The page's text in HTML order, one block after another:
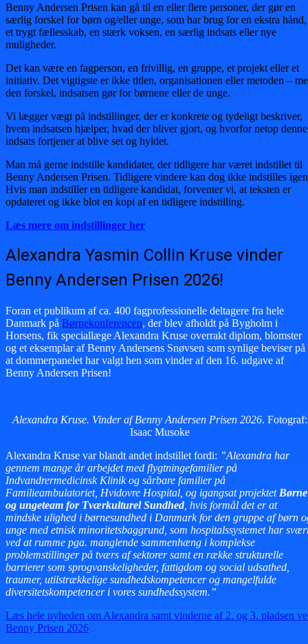
Benny Andersen Prisen kan gå til en eller flere personer, der gør en
særlig forskel for børn og/eller unge, som har brug for en ekstra hånd,
et trygt fællesskab, en stærk voksen, en særlig indsats eller nye
muligheder.
Det kan være en fagperson, en frivillig, en gruppe, et projekt eller et
initiativ. Det vigtigste er ikke titlen, organisationen eller metoden –
den forskel, indsatsen gør for børnene eller de unge.
Vi lægger vægt på indstillinger, der er konkrete og tydeligt beskriver,
hvem indsatsen hjælper, hvad der bliver gjort, og hvorfor netop denne
indsats fortjener at blive set og hyldet.
Man må gerne indstille kandidater, der tidligere har været indstillet til
Benny Andersen Prisen. Tidligere vindere kan dog ikke indstilles
Hvis man indstiller en tidligere kandidat, forventer vi, at teksten er
opdateret og ikke blot en kopi af en tidligere indstilling.
Læs mere om indstillinger her
Alexandra Yasmin Collin Kruse vinder
Benny Andersen Prisen 2026!
Foran et publikum af ca. 400 fagprofessionelle deltagere fra hele
Danmark på Børnekonferencen, der blev afholdt på Bygholm i
Horsens, fik speciallæge Alexandra Kruse overrakt diplom, blomster
og et eksemplar af Benny Andersens Snøvsen som synlige beviser på
at dommerpanelet har valgt hen som vinder af den 16. udgave af
Benny Andersen Prisen!
Alexandra Kruse. Vinder af Benny Andersen Prisen 2026. Fotograf:
Isaac Musoke
Alexandra Kruse var blandt andet indstillet fordi: ”Alexandra har
gennem mange år arbejdet med flygtningefamilier på
Indvandrermedicinsk Klinik og sårbare familier på
Familieambulatoriet, Hvidovre Hospital, og igangsat projektet
og ungeteam for Tværkulturel Sundhed, hvis formål det er at
mindske ulighed i børnesundhed i Danmark for den gruppe af børn
unge med etnisk minoritetsbaggrund, som hospitalssystemet har
ved at rumme pga. manglende sammenhæng i komplekse
problemstillinger på tværs af sektorer samt en række strukturelle
barrierer som sprogvanskeligheder, fattigdom og social udsathed,
traumer, utilstrækkelige sundhedskompetencer og mangelfulde
diversitetskompetencer i vores sundhedssystem.”
Læs hele nyheden om Alexandra samt vinderne af 2. og 3. pladsen
Benny Prisen 2026